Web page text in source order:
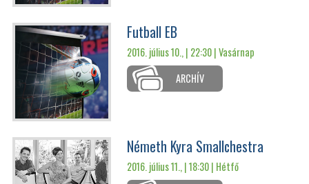
Futball EB
2016. július 10., | 22:30 |Vasárnap
ARCHÍV
Németh Kyra Smallchestra
2016. július 11., | 18:30 | Hétfő